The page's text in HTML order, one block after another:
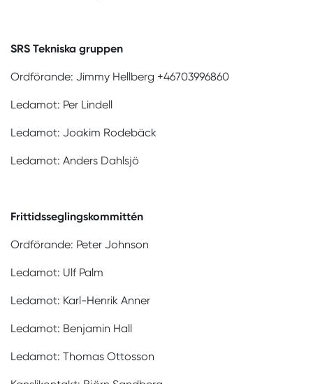
SRS Tekniska gruppen
Ordförande: Jimmy Hellberg +46703996860
Ledamot: Per Lindell
Ledamot: Joakim Rodebäck
Ledamot: Anders Dahlsjö
Frittidsseglingskommittén
Ordförande: Peter Johnson
Ledamot: Ulf Palm
Ledamot: Karl-Henrik Anner
Ledamot: Benjamin Hall
Ledamot: Thomas Ottosson